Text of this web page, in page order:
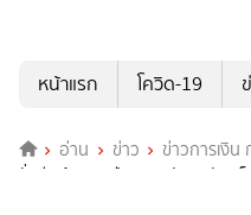
หน้าแรก
โควิด-19
อ่าน ข่าว ข่าวการเงิน
สั่งขีดเส้นตายปี 2031 ดันสหรัฐบ